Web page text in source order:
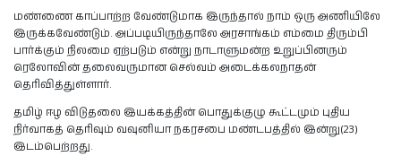
மண்ணை காப்பாற்ற வேண்டுமாக இருந்தால் நாம் ஒரு அணியிலே
இருக்கவேண்டும். அப்படியிருந்தாலே அரசாங்கம் எம்மை திரும்பி
பார்க்கும் நிலமை ஏற்படும் என்று நாடாளுமன்ற உறுப்பினரும்
ரெலோவின் தலைவருமான செல்வம் அடைக்கலநாதன்
தெரிவித்துள்ளார்.
தமிழ் ஈழ விடுதலை இயக்கத்தின் பொதுக்குழு கூட்டமும் புதிய
நிர்வாகத் தெரிவும் வவுனியா நகரசபை மண்டபத்தில் இன்று(23)
இடம்பெற்றது.